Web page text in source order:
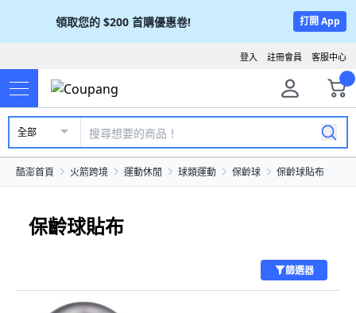
領取您的 $200 首購優惠卷! 打開 App
客服中心
註冊會員
登入
全部
酷澎首頁 火箭跨境 運動休閒 球類運動 保齡球 保齡球貼布
保齡球貼布
篩選器